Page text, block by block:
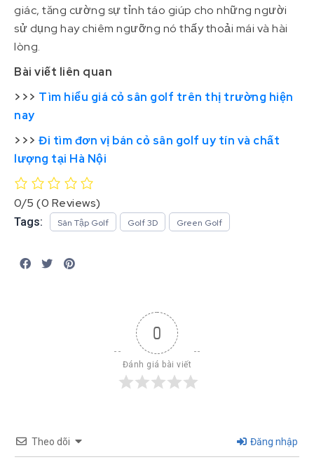
giác, tăng cường sự tỉnh táo giúp cho những người
sử dụng hay chiêm ngưỡng nó thấy thoải mái và hài
lòng.
Bài viết liên quan
>>> Tìm hiểu giá cỏ sân golf trên thị trường hiện
nay
>>> Đi tìm đơn vị bán cỏ sân golf uy tín và chất
lượng tại Hà Nội
0/5 (0 Reviews)
Tags: Sân Tập Golf Golf 3D Green Golf
0
Đánh giá bài viết
Theo dõi Đăng nhập